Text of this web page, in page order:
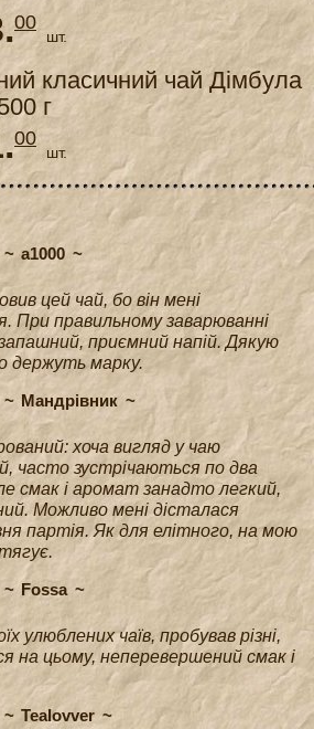
00
шт.
класичний чай Дімбула
г
00
шт.
a1000
цей чай, бо він мені
При правильному заварюванні
приємний напій. Дякую
держуть марку.
Мандрівник
хоча вигляд у чаю
часто зустрічаються по два
смак і аромат занадто легкий,
Можливо мені дісталася
партія. Як для елітного, на мою
Fossa
улюблених чаїв, пробував різні,
на цьому, неперевершений смак і
Tealovver